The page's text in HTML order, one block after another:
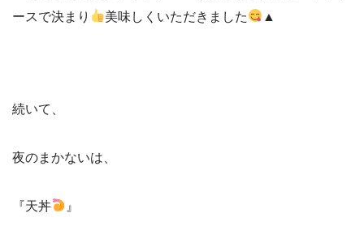
ースで決まり
美味しくいただきました ▲
続いて、
夜のまかないは、
『天丼 』